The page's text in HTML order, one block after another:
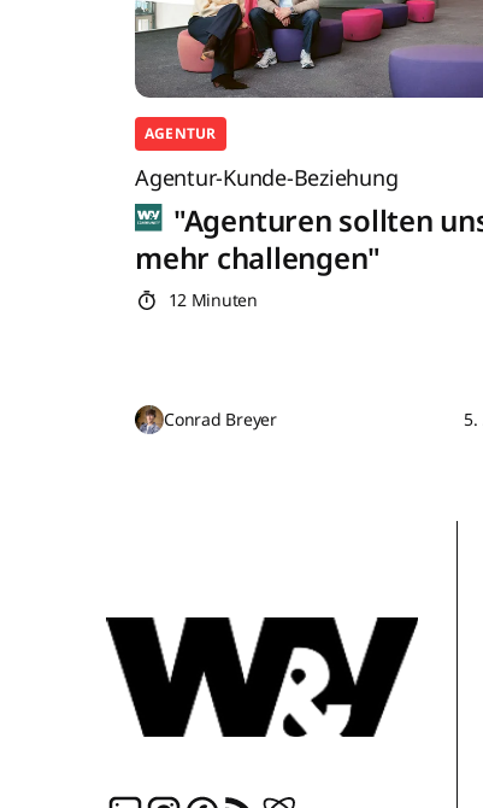
AGENTUR
Agentur-Kunde-Beziehung
"Agenturen sollten
mehr challengen"
12 Minuten
Conrad Breyer